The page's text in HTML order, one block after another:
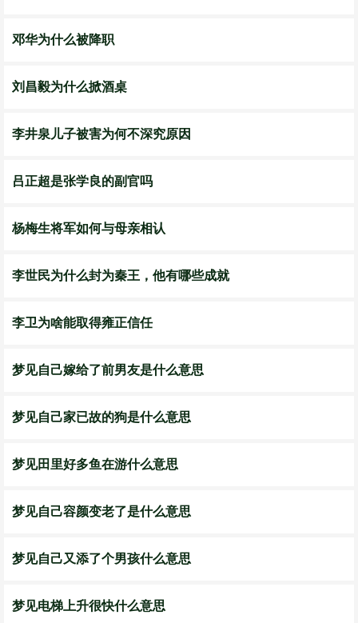
邓华为什么被降职
刘昌毅为什么掀酒桌
李井泉儿子被害为何不深究原因
吕正超是张学良的副官吗
杨梅生将军如何与母亲相认
李世民为什么封为秦王，他有哪些成就
李卫为啥能取得雍正信任
梦见自己嫁给了前男友是什么意思
梦见自己家已故的狗是什么意思
梦见田里好多鱼在游什么意思
梦见自己容颜变老了是什么意思
梦见自己又添了个男孩什么意思
梦见电梯上升很快什么意思